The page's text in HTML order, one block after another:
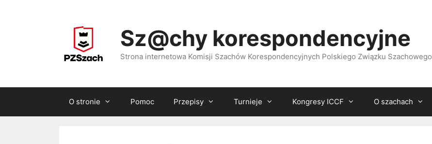
Sz@chy korespondencyjne
Strona internetowa Komisji Szachów Korespondencyjnych Polskiego Związku Szachowego
O stronie Pomoc Przepisy Turnieje Kongresy ICCF O szachach